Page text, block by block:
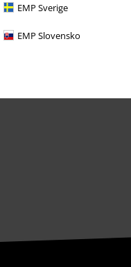
EMP Sverige
EMP Slovensko